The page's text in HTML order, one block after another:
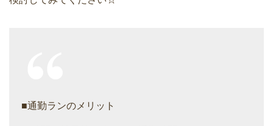
■通勤ランのメリット